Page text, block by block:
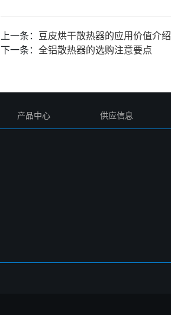
上一条： 豆皮烘干散热器的应用价值介绍
下一条： 全铝散热器的选购注意要点
产品中心 供应信息